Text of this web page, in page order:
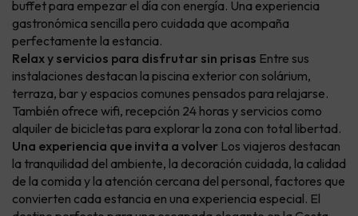
buffet para empezar el día con energía. Una experiencia
gastronómica sencilla pero cuidada que acompaña
perfectamente la estancia.
Relax y servicios para disfrutar sin prisas Entre sus
instalaciones destacan la piscina exterior con solárium,
terraza, bar y espacios comunes pensados para relajarse.
También ofrece wifi, recepción 24 horas y servicios como
alquiler de bicicletas para explorar la zona con total libertad.
Una experiencia que invita a volver Los viajeros destacan
la tranquilidad del ambiente, la decoración cuidada, la calidad
de la comida y la atención cercana del personal, factores que
convierten cada estancia en una experiencia especial. El